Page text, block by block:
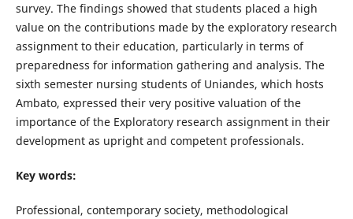
survey. The findings showed that students placed a high
value on the contributions made by the exploratory research
assignment to their education, particularly in terms of
preparedness for information gathering and analysis. The
sixth semester nursing students of Uniandes, which hosts
Ambato, expressed their very positive valuation of the
importance of the Exploratory research assignment in their
development as upright and competent professionals.
Key words:
Professional, contemporary society, methodological